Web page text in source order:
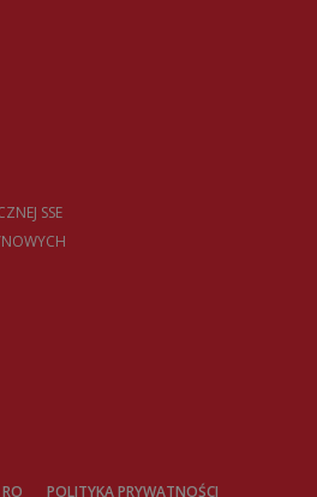
SSE
RO POLITYKA PRYWATNOŚCI